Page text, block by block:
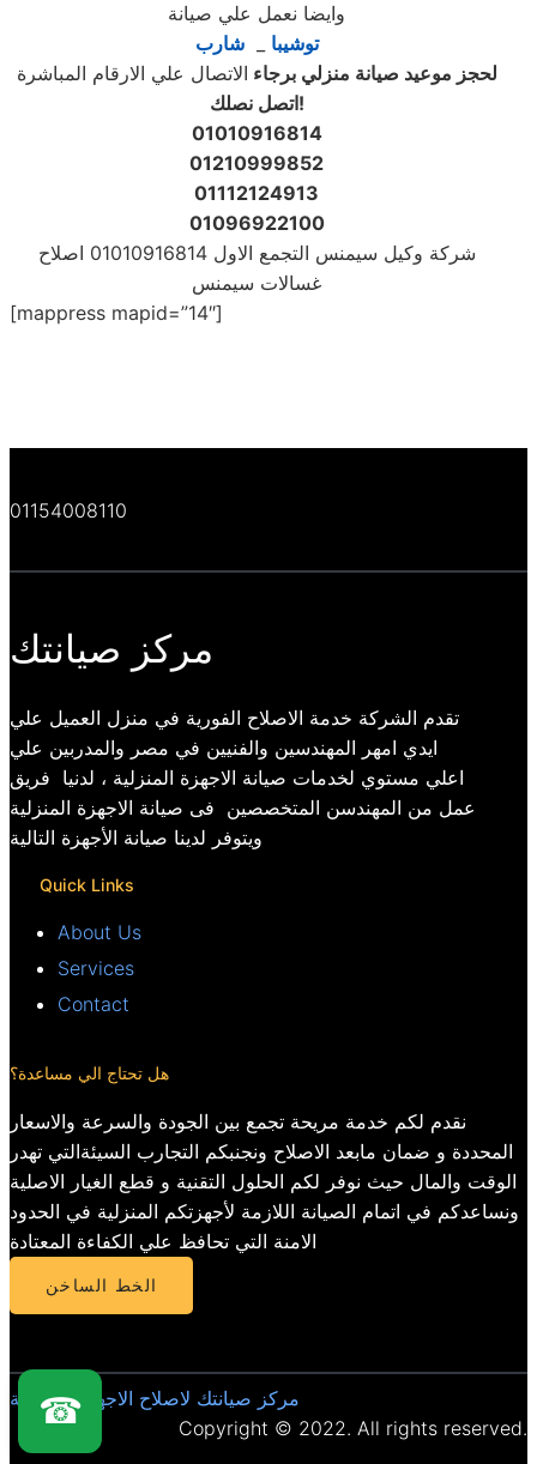
وايضا نعمل علي صيانة
توشيبا _شارب
لحجز موعيد صيانة منزلي برجاء الاتصال علي الارقام المباشرة
اتصل نصلك!
01010916814
01210999852
01112124913
01096922100
شركة وكيل سيمنس التجمع الاول 01010916814 اصلاح
غسالات سيمنس
[mappress mapid=”14″]
01154008110
مركز صيانتك
تقدم الشركة خدمة الاصلاح الفورية في منزل العميل علي
ايدي امهر المهندسين والفنيين في مصر والمدربين علي
اعلي مستوي لخدمات صيانة الاجهزة المنزلية ، لدنيا فريق
عمل من المهندسن المتخصصين فى صيانة الاجهزة المنزلية
ويتوفر لدينا صيانة الأجهزة التالية
Quick Links
About Us
Services
Contact
هل تحتاج الي مساعدة؟
نقدم لكم خدمة مريحة تجمع بين الجودة والسرعة والاسعار
المحددة و ضمان مابعد الاصلاح ونجنبكم التجارب السيئةالتي تهدر
الوقت والمال حيث نوفر لكم الحلول التقنية و قطع الغيار الاصلية
ونساعدكم في اتمام الصيانة اللازمة لأجهزتكم المنزلية في الحدود
الامنة التي تحافظ علي الكفاءة المعتادة
الخط الساخن
مركز صيانتك لاصلاح الاجهزة المنزلية
Copyright © 2022. All rights reserved.
☎